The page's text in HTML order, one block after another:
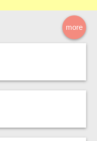
more